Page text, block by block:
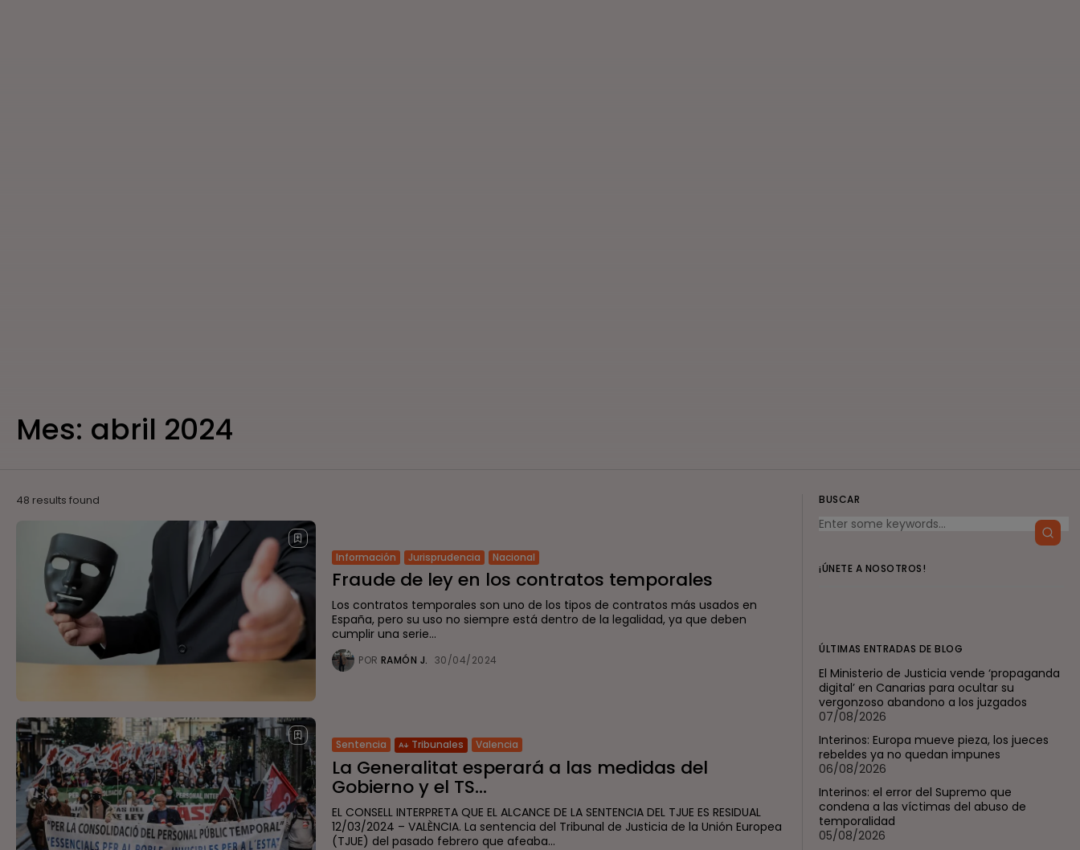
Mes: abril 2024
48 results found
Información Jurisprudencia Nacional
Fraude de ley en los contratos temporales
Los contratos temporales son uno de los tipos de contratos más usados en
España, pero su uso no siempre está dentro de la legalidad, ya que deben
cumplir una serie...
POR RAMÓN J. 30/04/2024
Sentencia Tribunales Valencia
La Generalitat esperará a las medidas del
Gobierno y el TS...
EL CONSELL INTERPRETA QUE EL ALCANCE DE LA SENTENCIA DEL TJUE ES RESIDUAL
12/03/2024 – VALÈNCIA. La sentencia del Tribunal de Justicia de la Unión Europea
(TJUE) del pasado febrero que afeaba...
BUSCAR
¡ÚNETE A NOSOTROS!
ÚLTIMAS ENTRADAS DE BLOG
El Ministerio de Justicia vende ‘propaganda
digital’ en Canarias para ocultar su
vergonzoso abandono a los juzgados
07/08/2026
Interinos: Europa mueve pieza, los jueces
rebeldes ya no quedan impunes
06/08/2026
Interinos: el error del Supremo que
condena a las víctimas del abuso de
temporalidad
05/08/2026